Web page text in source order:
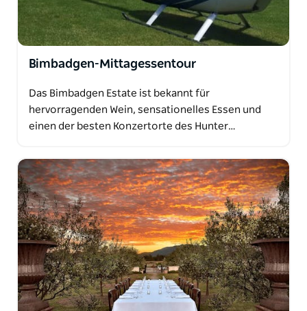
Bimbadgen-Mittagessentour
Das Bimbadgen Estate ist bekannt für
hervorragenden Wein, sensationelles Essen und
einen der besten Konzertorte des Hunter…